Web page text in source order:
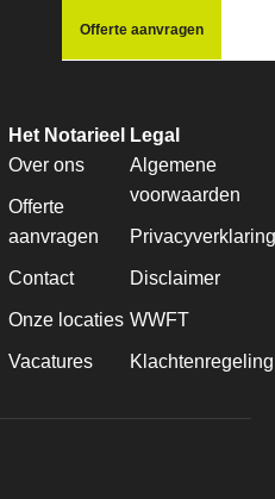
Offerte aanvragen
Het Notarieel
Over ons
Offerte
aanvragen
Contact
Onze locaties
Vacatures
Legal
Algemene
voorwaarden
Privacyverklaring
Disclaimer
WWFT
Klachtenregeling